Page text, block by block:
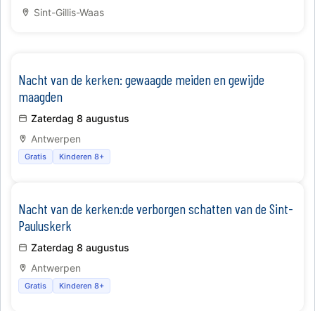
Sint-Gillis-Waas
Nacht van de kerken: gewaagde meiden en gewijde
maagden
Zaterdag 8 augustus
Antwerpen
Gratis Kinderen 8+
Nacht van de kerken:de verborgen schatten van de Sint-
Pauluskerk
Zaterdag 8 augustus
Antwerpen
Gratis Kinderen 8+